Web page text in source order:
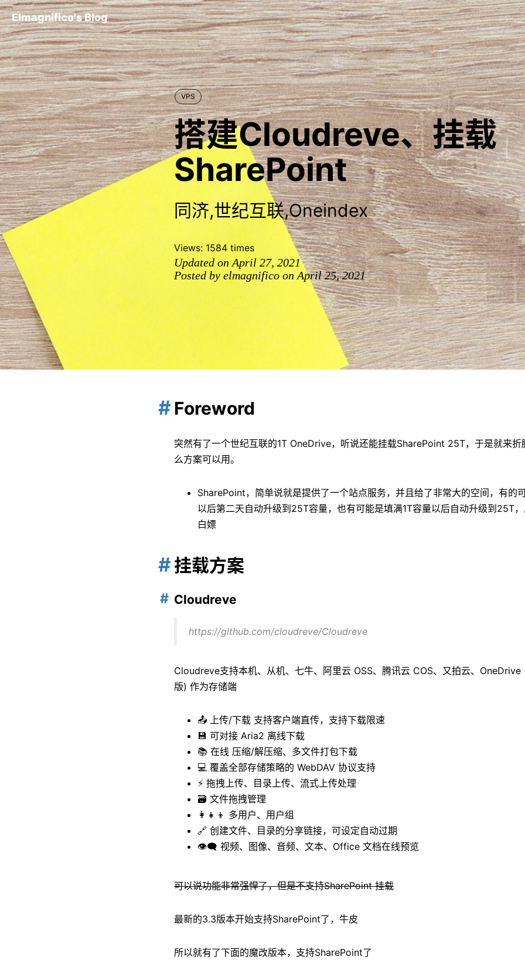
Elmagnifico's Blog
VPS
搭建Cloudreve、挂载
SharePoint
同济,世纪互联,Oneindex
Views: 1584 times
Updated on April 27, 2021
Posted by elmagnifico on April 25, 2021
Foreword
突然有了一个世纪互联的1T OneDrive，听说还能挂载SharePoint 25T，于是就来折
么方案可以用。
SharePoint，简单说就是提供了一个站点服务，并且给了非常大的空间，有的
以后第二天自动升级到25T容量，也有可能是填满1T容量以后自动升级到25T
白嫖
挂载方案
Cloudreve
https://github.com/cloudreve/Cloudreve
Cloudreve支持本机、从机、七牛、阿里云 OSS、腾讯云 COS、又拍云、OneDrive
版) 作为存储端
📤 上传/下载 支持客户端直传，支持下载限速
💾 可对接 Aria2 离线下载
📚 在线 压缩/解压缩、多文件打包下载
💻 覆盖全部存储策略的 WebDAV 协议支持
⚡ 拖拽上传、目录上传、流式上传处理
🗃️ 文件拖拽管理
👩‍👧‍👦 多用户、用户组
🔗 创建文件、目录的分享链接，可设定自动过期
👁️‍🗨️ 视频、图像、音频、文本、Office 文档在线预览
可以说功能非常强悍了，但是不支持SharePoint 挂载
最新的3.3版本开始支持SharePoint了，牛皮
所以就有了下面的魔改版本，支持SharePoint了